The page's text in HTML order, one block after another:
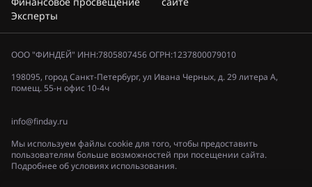
Эксперты
ООО "ФИНДЕЙ" ИНН:7805807456 ОГРН:1237800079010
198095, город Санкт-Петербург, ул Ивана Черных, д. 29 литера А,
помещ. 55-н офис 10-4ч
info@finday.ru
Мы используем файлы cookie для того, чтобы предоставить
пользователям больше возможностей при посещении сайта.
Подробнее об условиях использования.